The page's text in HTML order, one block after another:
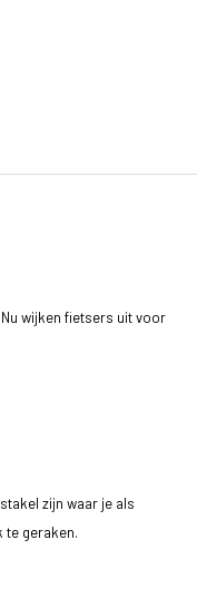
wijken fietsers uit voor
zijn waar je als
te geraken.